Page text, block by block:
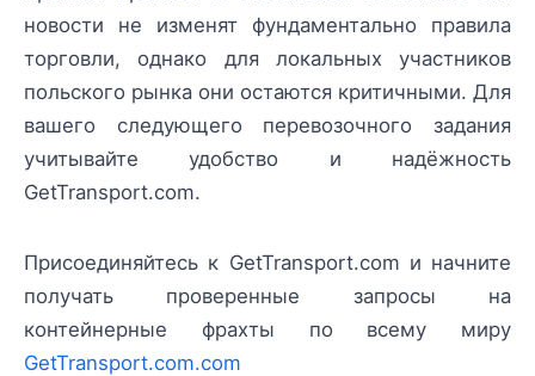
новости не изменят фундаментально правила
торговли, однако для локальных участников
польского рынка они остаются критичными. Для
вашего следующего перевозочного задания
учитывайте удобство и надёжность
GetTransport.com.
Присоединяйтесь к GetTransport.com и начните
получать проверенные запросы на
контейнерные фрахты по всему миру
GetTransport.com.com